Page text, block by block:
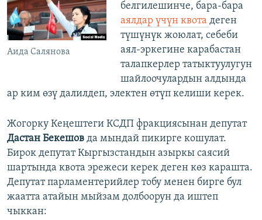
Аида Салянова
белгилешинче, бара-бара
аялдар үчүн квота деген
түшүнүк жоюлат, себеби
аял-эркегине карабастан
талапкерлер татыктуулугун
шайлоочулардын алдында
ар ким өзү далилдеп, электен өтүп келиши керек.
Жогорку Кеңештеги КСДП фракциясынан депутат
Дастан Бекешов да мындай пикирге кошулат.
Бирок депутат Кыргызстандын азыркы саясий
шартында квота эрежеси керек деген көз карашта.
Депутат парламентерийлер тобу менен бирге бул
жаатта атайын мыйзам долбоорун да иштеп
чыккан: